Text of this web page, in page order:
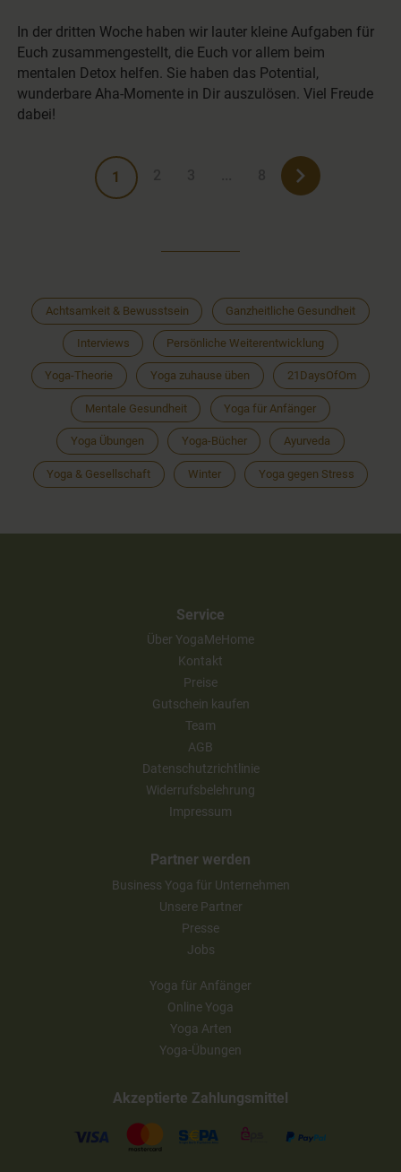
In der dritten Woche haben wir lauter kleine Aufgaben für
Euch zusammengestellt, die Euch vor allem beim
mentalen Detox helfen. Sie haben das Potential,
wunderbare Aha-Momente in Dir auszulösen. Viel Freude
dabei!
1
Achtsamkeit & Bewusstsein Ganzheitliche Gesundheit
Interviews Persönliche Weiterentwicklung
Yoga-Theorie Yoga zuhause üben 21DaysOfOm
Mentale Gesundheit Yoga für Anfänger
Yoga Übungen Yoga-Bücher Ayurveda
Yoga & Gesellschaft Winter Yoga gegen Stress
Service
Über YogaMeHome
Kontakt
Preise
Gutschein kaufen
Team
AGB
Datenschutzrichtlinie
Widerrufsbelehrung
Impressum
Partner werden
Business Yoga für Unternehmen
Unsere Partner
Presse
Jobs
Yoga für Anfänger
Online Yoga
Yoga Arten
Yoga-Übungen
Akzeptierte Zahlungsmittel